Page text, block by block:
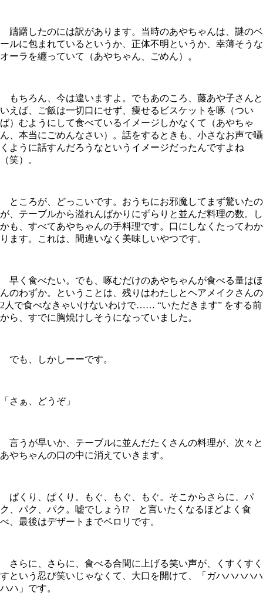
躊躇したのには訳があります。当時のあやちゃんは、謎のベ
ールに包まれているというか、正体不明というか、幸薄そうな
オーラを纏っていて（あやちゃん、ごめん）。
もちろん、今は違いますよ。でもあのころ、藤あや子さんと
いえば、ご飯は一切口にせず、痩せるビスケットを啄（つい
ば）むようにして食べているイメージしかなくて（あやちゃ
ん、本当にごめんなさい）。話をするときも、小さなお声で囁
くように話すんだろうなというイメージだったんですよね
（笑）。
ところが、どっこいです。おうちにお邪魔してまず驚いたの
が、テーブルから溢れんばかりにずらりと並んだ料理の数。し
かも、すべてあやちゃんの手料理です。口にしなくたってわか
ります。これは、間違いなく美味しいやつです。
早く食べたい。でも、啄むだけのあやちゃんが食べる量はほ
んのわずか。ということは、残りはわたしとヘアメイクさんの
2人で食べなきゃいけないわけで…… “いただきます” をする前
から、すでに胸焼けしそうになっていました。
でも、しかしーーです。
「さぁ、どうぞ」
言うが早いか、テーブルに並んだたくさんの料理が、次々と
あやちゃんの口の中に消えていきます。
ぱくり、ぱくり。もぐ、もぐ、もぐ。そこからさらに、パ
ク、パク、パク。嘘でしょう!? と言いたくなるほどよく食
べ、最後はデザートまでペロリです。
さらに、さらに、食べる合間に上げる笑い声が、くすくすく
すという忍び笑いじゃなくて、大口を開けて、「ガハハハハハ
ハハ」です。